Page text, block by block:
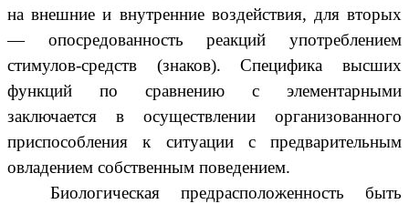
на внешние и внутренние воздействия, для вторых
— опосредованность реакций употреблением
стимулов-средств (знаков). Специфика высших
функций по сравнению с элементарными
заключается в осуществлении организованного
приспособления к ситуации с предварительным
овладением собственным поведением.
Биологическая предрасположенность быть